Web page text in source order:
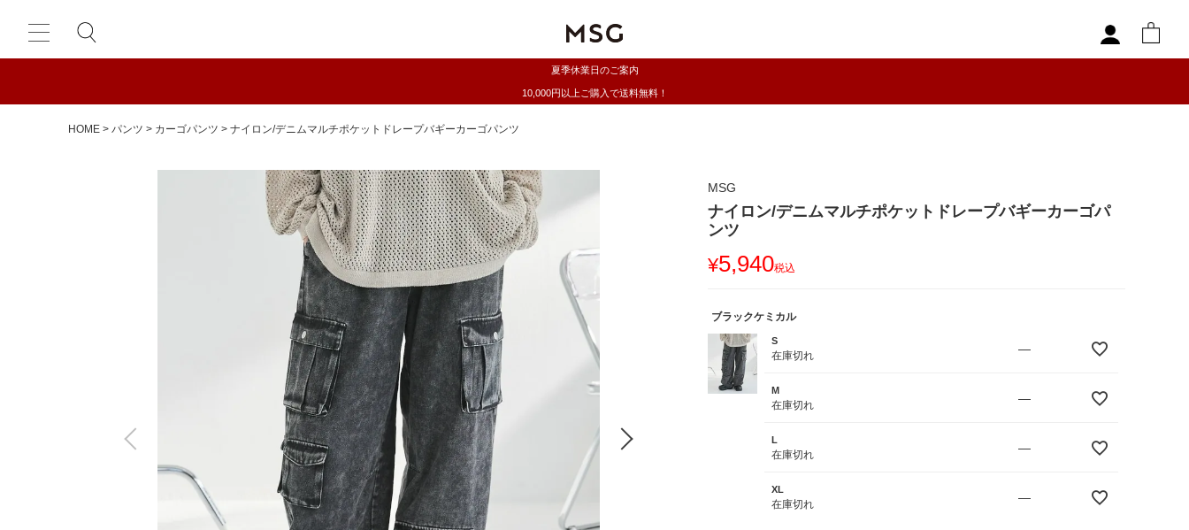
夏季休業日のご案内
10,000円以上ご購入で送料無料！
HOME パンツ カーゴパンツ ナイロン/デニムマルチポケットドレープバギーカーゴパンツ
MSG
ナイロン/デニムマルチポケットドレープバギーカーゴパ
ンツ
¥5,940税込
ブラックケミカル
S
在庫切れ
—
M
在庫切れ
—
L
在庫切れ
—
XL
在庫切れ
—